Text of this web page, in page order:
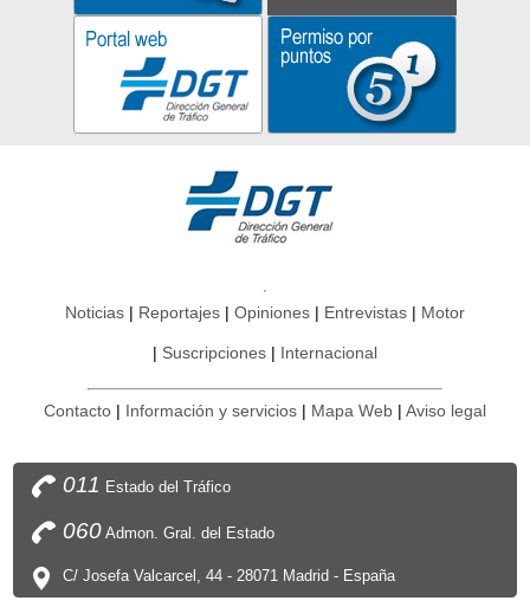
Noticias Reportajes Opiniones Entrevistas Motor
Suscripciones Internacional
Contacto Información y servicios Mapa Web Aviso legal
011 Estado del Tráfico
060Admon. Gral. del Estado
C/ Josefa Valcarcel, 44 - 28071 Madrid - España